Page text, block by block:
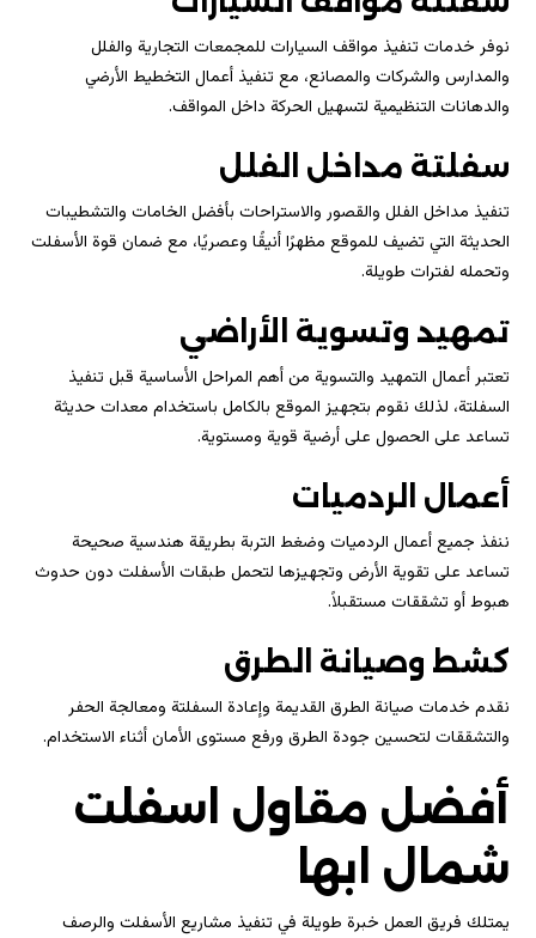
نوفر خدمات تنفيذ مواقف السيارات للمجمعات التجارية والفلل
والمدارس والشركات والمصانع، مع تنفيذ أعمال التخطيط الأرضي
والدهانات التنظيمية لتسهيل الحركة داخل المواقف.
سفلتة مداخل الفلل
تنفيذ مداخل الفلل والقصور والاستراحات بأفضل الخامات والتشطيبات
الحديثة التي تضيف للموقع مظهرًا أنيقًا وعصريًا، مع ضمان قوة الأسفلت
وتحمله لفترات طويلة.
تمهيد وتسوية الأراضي
تعتبر أعمال التمهيد والتسوية من أهم المراحل الأساسية قبل تنفيذ
السفلتة، لذلك نقوم بتجهيز الموقع بالكامل باستخدام معدات حديثة
تساعد على الحصول على أرضية قوية ومستوية.
أعمال الردميات
ننفذ جميع أعمال الردميات وضغط التربة بطريقة هندسية صحيحة
تساعد على تقوية الأرض وتجهيزها لتحمل طبقات الأسفلت دون حدوث
هبوط أو تشققات مستقبلاً.
كشط وصيانة الطرق
نقدم خدمات صيانة الطرق القديمة وإعادة السفلتة ومعالجة الحفر
والتشققات لتحسين جودة الطرق ورفع مستوى الأمان أثناء الاستخدام.
أفضل مقاول اسفلت
شمال ابها
يمتلك فريق العمل خبرة طويلة في تنفيذ مشاريع الأسفلت والرصف